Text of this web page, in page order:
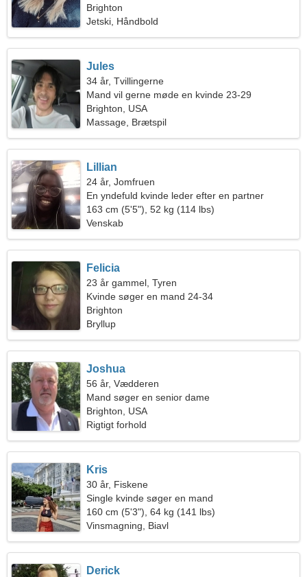
Brighton
Jetski, Håndbold
Jules
34 år, Tvillingerne
Mand vil gerne møde en kvinde 23-29
Brighton, USA
Massage, Brætspil
Lillian
24 år, Jomfruen
En yndefuld kvinde leder efter en partner
163 cm (5'5"), 52 kg (114 lbs)
Venskab
Felicia
23 år gammel, Tyren
Kvinde søger en mand 24-34
Brighton
Bryllup
Joshua
56 år, Vædderen
Mand søger en senior dame
Brighton, USA
Rigtigt forhold
Kris
30 år, Fiskene
Single kvinde søger en mand
160 cm (5'3"), 64 kg (141 lbs)
Vinsmagning, Biavl
Derick